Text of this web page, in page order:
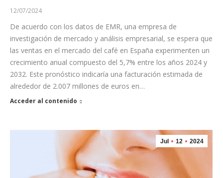
12/07/2024
De acuerdo con los datos de EMR, una empresa de
investigación de mercado y análisis empresarial, se espera que
las ventas en el mercado del café en España experimenten un
crecimiento anual compuesto del 5,7% entre los años 2024 y
2032. Este pronóstico indicaría una facturación estimada de
alrededor de 2.007 millones de euros en…
Acceder al contenido
Jul 12 2024